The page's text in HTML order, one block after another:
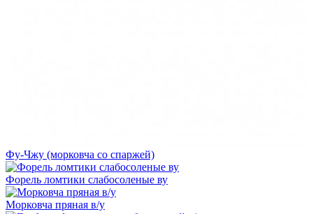
Фу-Чжу (морковча со спаржей)
Форель ломтики слабосоленые ву
Морковча пряная в/у